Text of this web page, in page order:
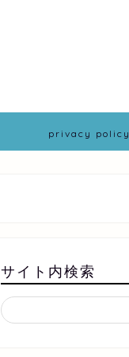
privacy policy
サイト内検索